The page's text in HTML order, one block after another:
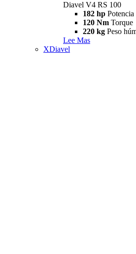
Diavel V4 RS 100
182 hp Potencia
120 Nm Torque
220 kg Peso
Lee Mas
XDiavel